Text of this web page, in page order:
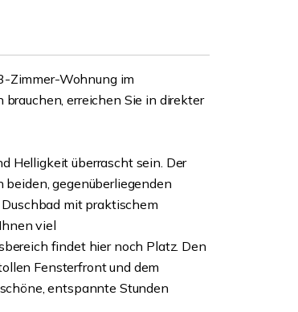
Zimmer-Wohnung im
erreichen Sie in direkter
Helligkeit überrascht sein. Der
beiden, gegenüberliegenden
mit praktischem
viel
findet hier noch Platz. Den
Fensterfront und dem
entspannte Stunden